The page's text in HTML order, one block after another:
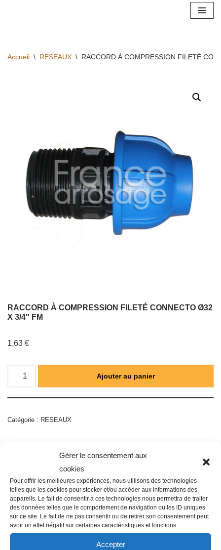
Gérer le consentement aux
cookies
Pour offrir les meilleures expériences, nous utilisons des technologies
telles que les cookies pour stocker et/ou accéder aux informations des
appareils. Le fait de consentir à ces technologies nous permettra de traiter
des données telles que le comportement de navigation ou les ID uniques
sur ce site. Le fait de ne pas consentir ou de retirer son consentement peut
avoir un effet négatif sur certaines caractéristiques et fonctions.
Accepter
contenu
Accueil \ RESEAUX \ RACCORD À COMPRESSION FILETÉ
RACCORD À COMPRESSION FILETÉ CONNECTO Ø32
X 3/4″ FM
1,63 €
Ajouter au panier
Catégorie : RESEAUX
Famille : F03
Diamètre : 32 mm
Raccordement : Femelle-Mâle